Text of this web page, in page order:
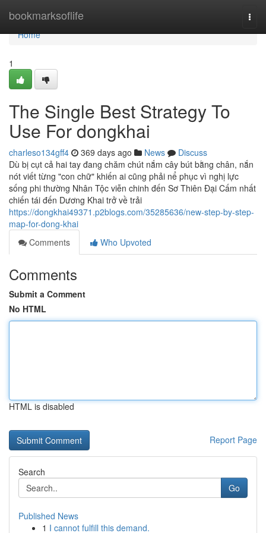
bookmarksoflife
Home
Home
1
The Single Best Strategy To
Use For dongkhai
charleso134gff4 369 days ago News
Discuss
Dù bị cụt cả hai tay đang chăm chút nắm cây bút bằng chân, nắn
nót viết từng "con chữ" khiến ai cũng phải nể phục vì nghị lực
sống phi thường Nhân Tộc viễn chinh đến Sơ Thiên Đại Cấm nhất
chiến tái đến Dương Khai trở về trải
https://dongkhai49371.p2blogs.com/35285636/new-step-by-step-
map-for-dong-khai
Comments
Who Upvoted
Comments
Submit a Comment
No HTML
HTML is disabled
Report Page
Search
Go
Published News
1 I cannot fulfill this demand.